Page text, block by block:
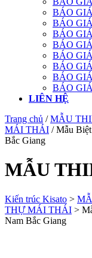
BÁO
BÁO
BÁO
BÁO
BÁO
BÁO
BÁO
BÁO
LIÊN HỆ
Trang chủ /MẪU
MÁI THÁI / Mẫu
Bắc Giang
MẪU
Kiến trúc Kisato >
THỰ MÁI THÁI >
Nam Bắc Giang